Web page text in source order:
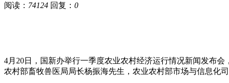
阅读： 74124 回复： 0
4月20日，国新办举行一季度农业农村经济运行情况新闻发布
农村部畜牧兽医局局长杨振海先生，农业农村部市场与信息化